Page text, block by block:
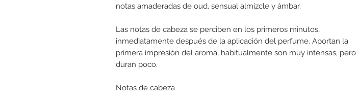
notas amaderadas de oud, sensual almizcle y ámbar.
Las notas de cabeza se perciben en los primeros minutos,
inmediatamente después de la aplicación del perfume. Aportan la
primera impresión del aroma, habitualmente son muy intensas, pero
duran poco.
Notas de cabeza